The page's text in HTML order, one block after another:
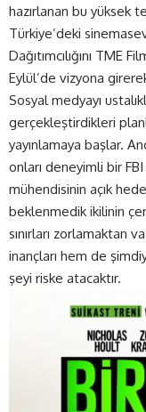
hazırlanan bu yüksek
Türkiye’deki
Dağıtımcılığını TME
Eylül’de vizyona
Sosyal medyayı
gerçekleştirdikleri
yayınlamaya başlar.
onları deneyimli bir
mühendisinin açık
beklenmedik ikilinin
sınırları zorlamaktan
inançları hem de
şeyi riske atacaktır.